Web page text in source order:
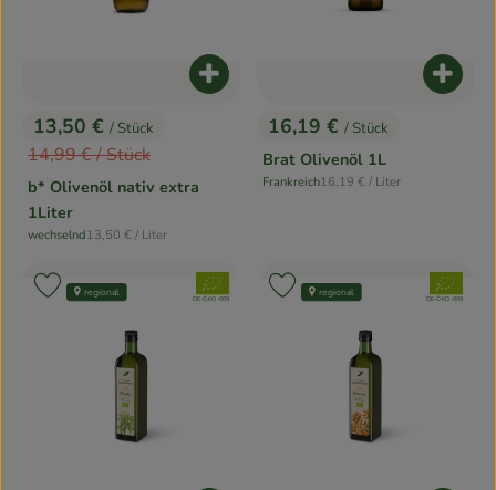
, Preis:
13,50 € / Stück
, Alter Preis:
14,99 €/ Stück
b* Olivenöl nativ extra
1Liter
, Herkunft:
wechselnd, Referenzpreis:
13,50 € / Liter
Produkt zum Warenkorb hinzufügen
, Preis:
16,19 € / Stück
Brat Olivenöl 1L
, Herkunft:
Frankreich, Referenzpreis:
16,19 € / Liter
, Verband:
, Kontrollstelle:
DE-ÖKO-009
regional
Produkt zu Favouriten hinzufügen
, Verband:
, Kontrollstelle:
DE-ÖKO-009
regional
Produkt zu Favouriten hinzufügen